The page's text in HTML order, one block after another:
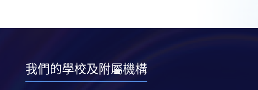
我們的學校及附屬機構